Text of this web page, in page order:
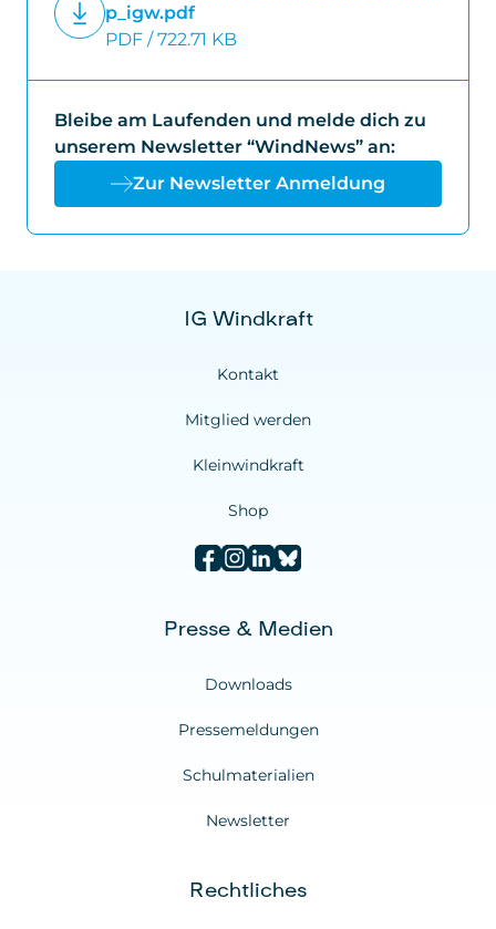
p_igw.pdf
PDF / 722.71 KB
Bleibe am Laufenden und melde dich zu
unserem Newsletter “WindNews” an:
Zur Newsletter Anmeldung
IG Windkraft
Kontakt
Mitglied werden
Kleinwindkraft
Shop
Presse & Medien
Downloads
Pressemeldungen
Schulmaterialien
Newsletter
Rechtliches